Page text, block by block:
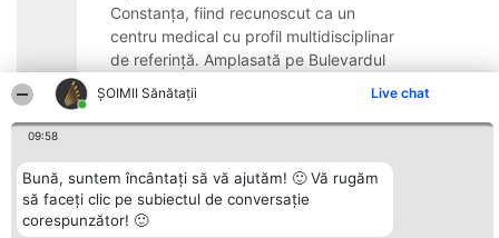
ŞOIMII Sănătații Live chat
09:58
Bună, suntem încântați să vă ajutăm! 🙂 Vă rugăm
să faceți clic pe subiectul de conversație
corespunzător! 🙂
Constanța, fiind recunoscut ca un
centru medical cu profil multidisciplinar
de referință. Amplasată pe Bulevardul
Organizator Ranking
BRIGHT SOLUTIONS BR SRL
Plebiscyt